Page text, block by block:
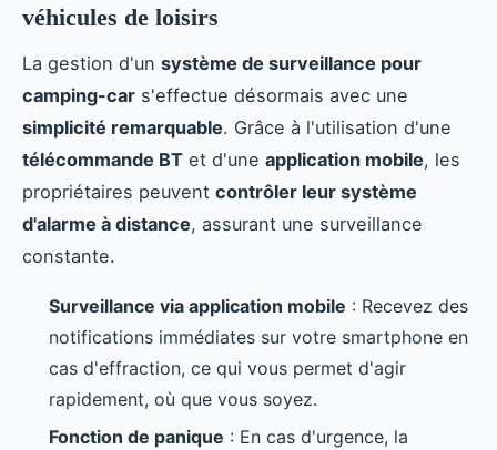
véhicules de loisirs
La gestion d'un système de surveillance pour
camping-car s'effectue désormais avec une
simplicité remarquable. Grâce à l'utilisation d'une
télécommande BT et d'une application mobile, les
propriétaires peuvent contrôler leur système
d'alarme à distance, assurant une surveillance
constante.
Surveillance via application mobile : Recevez des
notifications immédiates sur votre smartphone en
cas d'effraction, ce qui vous permet d'agir
rapidement, où que vous soyez.
Fonction de panique : En cas d'urgence, la